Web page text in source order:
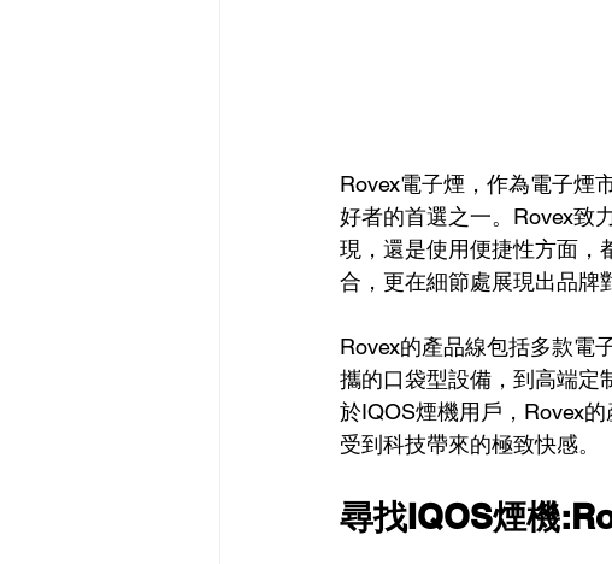
Rovex電子煙，作為電子煙
好者的首選之一。Rovex致
現，還是使用便捷性方面，
合，更在細節處展現出品牌
Rovex的產品線包括多款電
攜的口袋型設備，到高端定
於IQOS煙機用戶，Rovex
受到科技帶來的極致快感。
尋找IQOS煙機